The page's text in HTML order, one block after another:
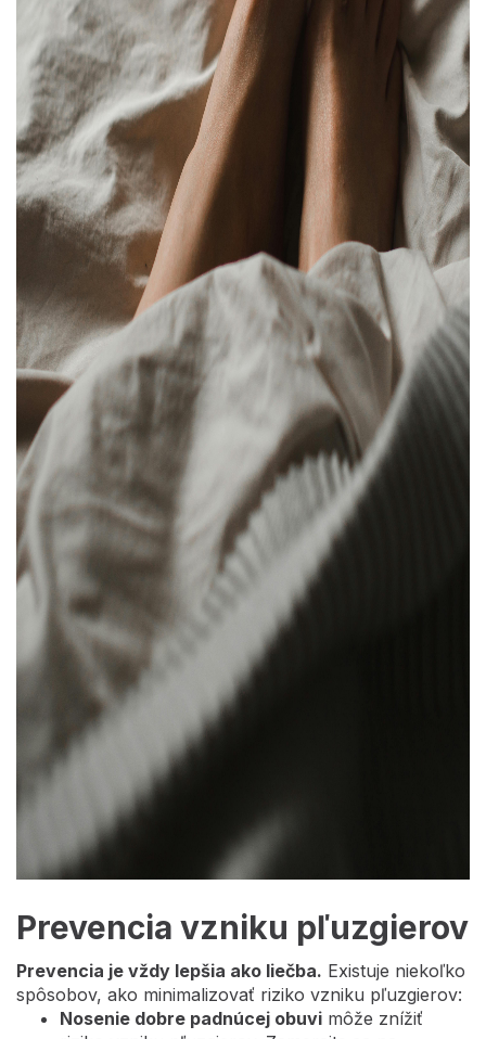
Prevencia vzniku pľuzgierov
Prevencia je vždy lepšia ako liečba. Existuje niekoľko
spôsobov, ako minimalizovať riziko vzniku pľuzgierov:
Nosenie dobre padnúcej obuvi môže znížiť